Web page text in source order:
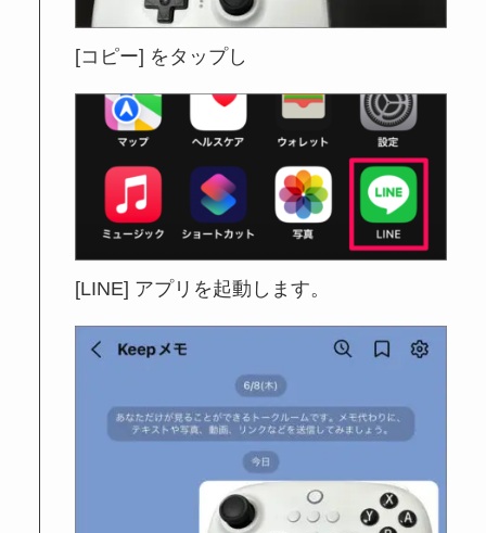
[コピー] をタップし
[LINE] アプリを起動します。